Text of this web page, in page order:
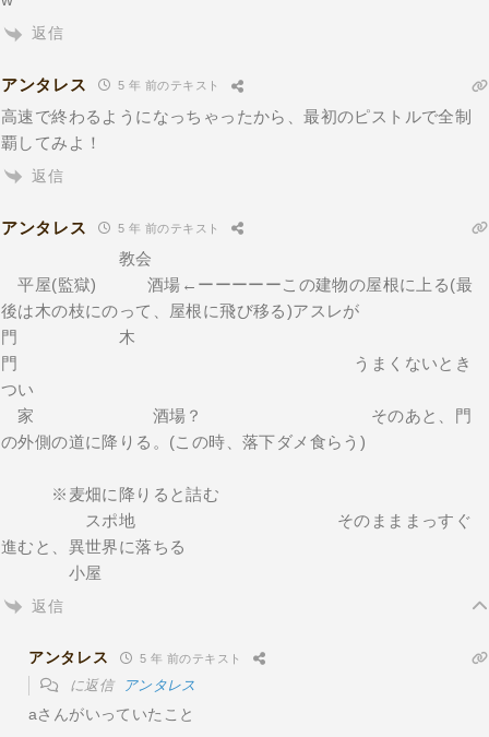
返信
アンタレス 5 年 前のテキスト
高速で終わるようになっちゃったから、最初のピストルで全制
覇してみよ！
返信
アンタレス 5 年 前のテキスト
教会
平屋(監獄) 酒場←ーーーーーこの建物の屋根に上る(最
後は木の枝にのって、屋根に飛び移る)アスレが
門 木
門 うまくないとき
つい
家 酒場？ そのあと、門
の外側の道に降りる。(この時、落下ダメ食らう)
※麦畑に降りると詰む
スポ地 そのまままっすぐ
進むと、異世界に落ちる
小屋
返信
アンタレス 5 年 前のテキスト
に返信 アンタレス
aさんがいっていたこと